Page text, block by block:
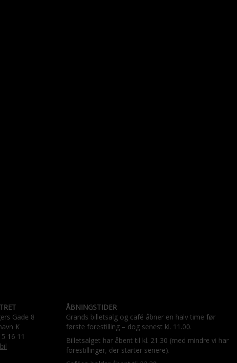
Gade 8
K
16 11
ÅBNINGSTIDER
Grands billetsalg og café åbner en halv time før
første forestilling – dog senest kl. 11.00.
Billetsalget har åbent til kl. 21.30 (med mindre vi har
forestillinger, der starter senere).